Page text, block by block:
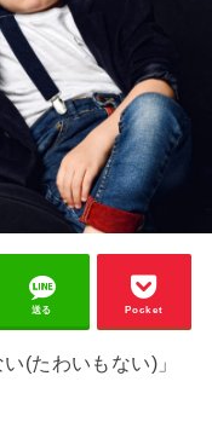
送る Pocket
(たわいもない)」